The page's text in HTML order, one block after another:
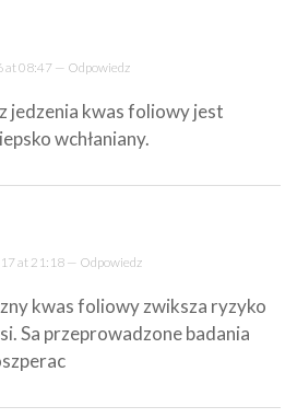
at 08:47 — Odpowiedz
jedzenia kwas foliowy jest
wchłaniany.
at 21:18 — Odpowiedz
kwas foliowy zwiksza ryzyko
Sa przeprowadzone badania